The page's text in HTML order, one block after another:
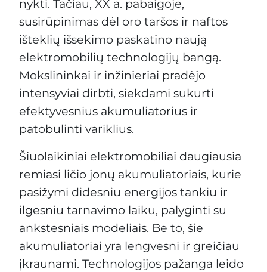
nykti. Tačiau, XX a. pabaigoje,
susirūpinimas dėl oro taršos ir naftos
išteklių išsekimo paskatino naują
elektromobilių technologijų bangą.
Mokslininkai ir inžinieriai pradėjo
intensyviai dirbti, siekdami sukurti
efektyvesnius akumuliatorius ir
patobulinti variklius.
Šiuolaikiniai elektromobiliai daugiausia
remiasi ličio jonų akumuliatoriais, kurie
pasižymi didesniu energijos tankiu ir
ilgesniu tarnavimo laiku, palyginti su
ankstesniais modeliais. Be to, šie
akumuliatoriai yra lengvesni ir greičiau
įkraunami. Technologijos pažanga leido